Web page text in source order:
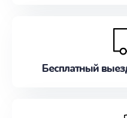
Бесплатный